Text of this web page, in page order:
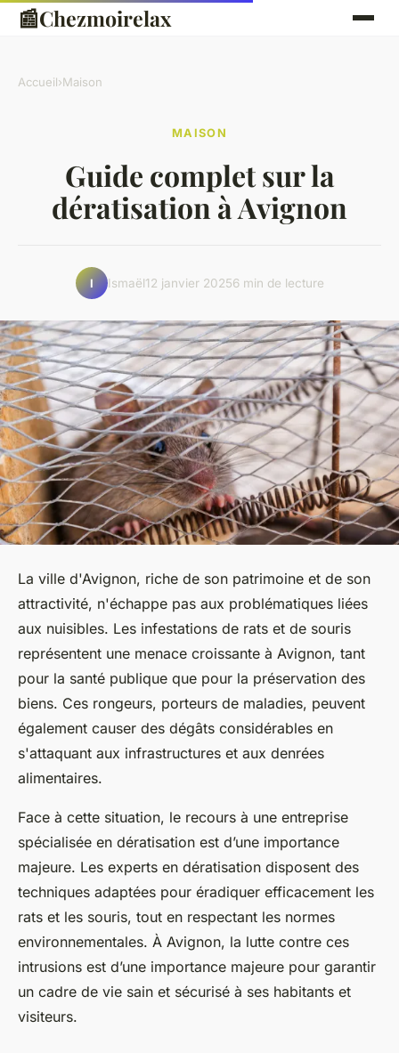
📰Chezmoirelax
Accueil›Maison
MAISON
Guide complet sur la
dératisation à Avignon
I Ismaël12 janvier 20256 min de lecture
La ville d'Avignon, riche de son patrimoine et de son
attractivité, n'échappe pas aux problématiques liées
aux nuisibles. Les infestations de rats et de souris
représentent une menace croissante à Avignon, tant
pour la santé publique que pour la préservation des
biens. Ces rongeurs, porteurs de maladies, peuvent
également causer des dégâts considérables en
s'attaquant aux infrastructures et aux denrées
alimentaires.
Face à cette situation, le recours à une entreprise
spécialisée en dératisation est d’une importance
majeure. Les experts en dératisation disposent des
techniques adaptées pour éradiquer efficacement les
rats et les souris, tout en respectant les normes
environnementales. À Avignon, la lutte contre ces
intrusions est d’une importance majeure pour garantir
un cadre de vie sain et sécurisé à ses habitants et
visiteurs.